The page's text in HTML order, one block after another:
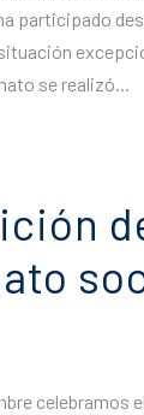
participado
se realizó...
celebramos